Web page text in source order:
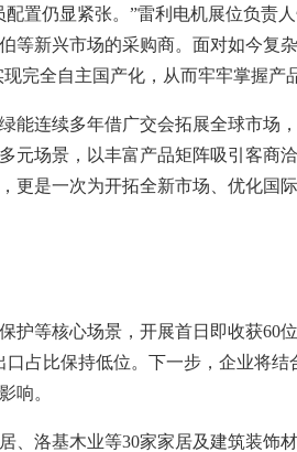
置仍显紧张。”雷利电机展位负责
新兴市场的采购商。面对如今复
完全自主国产化，从而牢牢掌握产
能连续多年借广交会拓展全球市场
场景，以丰富产品矩阵吸引客商
是一次为开拓全新市场、优化国
等核心场景，开展首日即收获60
占比保持低位。下一步，企业将
响。
洛基木业等30家家居及建筑装饰